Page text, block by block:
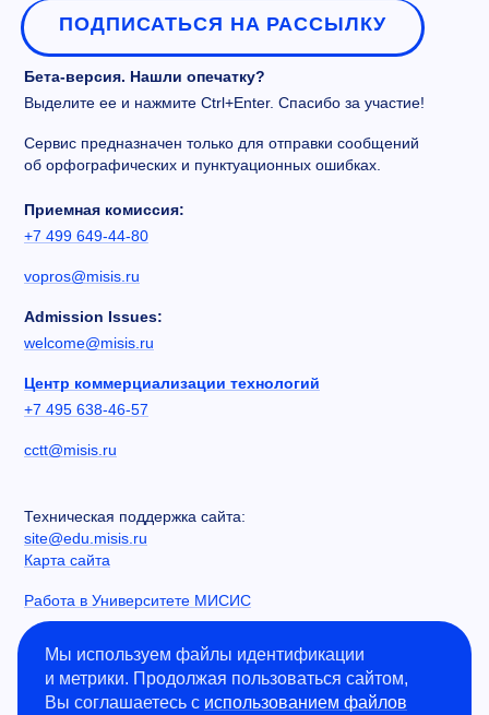
ПОДПИСАТЬСЯ НА РАССЫЛКУ
Бета-версия. Нашли опечатку?
Выделите ее и нажмите Ctrl+Enter. Спасибо за участие!
Сервис предназначен только для отправки сообщений
об орфографических и пунктуационных ошибках.
Приемная комиссия:
+7 499 649-44-80
vopros@misis.ru
Admission Issues:
welcome@misis.ru
Центр коммерциализации технологий
+7 495 638-46-57
cctt@misis.ru
Техническая поддержка сайта:
site@edu.misis.ru
Карта сайта
Работа в Университете МИСИС
Сведения об образовательной организации
Информация о закупках
Противодействие коррупции
Мы используем файлы идентификации
и метрики. Продолжая пользоваться сайтом,
Вы соглашаетесь с использованием файлов